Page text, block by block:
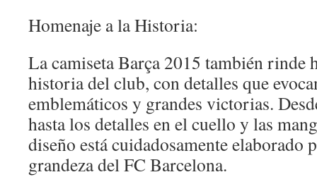
Homenaje a la Historia:
La camiseta Barça 2015 también rinde
historia del club, con detalles que
emblemáticos y grandes victorias.
hasta los detalles en el cuello y las
diseño está cuidadosamente elaborado
grandeza del FC Barcelona.